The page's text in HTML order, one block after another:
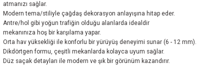
atmanızı sağlar.
Modern tema/stiliyle çağdaş dekorasyon anlayışına hitap eder.
Antre/hol gibi yoğun trafiğin olduğu alanlarda idealdir
mekanınıza hoş bir karşılama yapar.
Orta hav yüksekliği ile konforlu bir yürüyüş deneyimi sunar (6 - 12 mm).
Dikdörtgen formu, çeşitli mekanlarda kolayca uyum sağlar.
Düz saçak detayları ile modern ve şık bir görünüm kazandırır.